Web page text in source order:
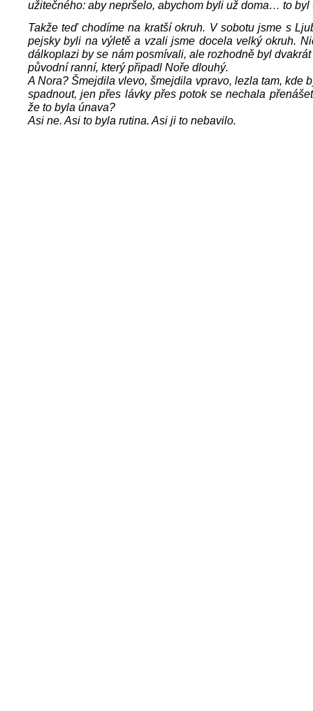
užitečného: aby nepršelo, abychom byli už doma… to byl
Takže teď chodíme na kratší okruh. V sobotu jsme s
pejsky byli na výletě a vzali jsme docela velký okruh.
dálkoplazi by se nám posmívali, ale rozhodně byl
původní ranní, který připadl Noře dlouhý.
A Nora? Šmejdila vlevo, šmejdila vpravo, lezla tam, kde
spadnout, jen přes lávky přes potok se nechala
že to byla únava?
Asi ne. Asi to byla rutina. Asi ji to nebavilo.